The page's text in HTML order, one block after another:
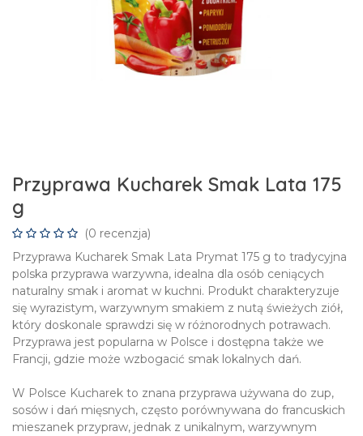
Przyprawa Kucharek Smak Lata 175
g
(0 recenzja)
Przyprawa Kucharek Smak Lata Prymat 175 g to tradycyjna
polska przyprawa warzywna, idealna dla osób ceniących
naturalny smak i aromat w kuchni. Produkt charakteryzuje
się wyrazistym, warzywnym smakiem z nutą świeżych ziół,
który doskonale sprawdzi się w różnorodnych potrawach.
Przyprawa jest popularna w Polsce i dostępna także we
Francji, gdzie może wzbogacić smak lokalnych dań.
W Polsce Kucharek to znana przyprawa używana do zup,
sosów i dań mięsnych, często porównywana do francuskich
mieszanek przypraw, jednak z unikalnym, warzywnym